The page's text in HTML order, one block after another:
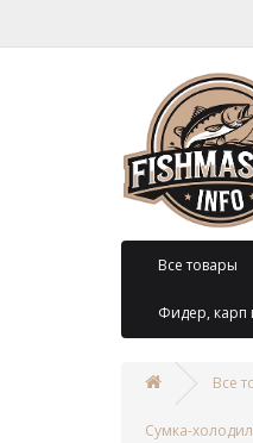
Все товары
Фидер, карп
Все
Сумка-